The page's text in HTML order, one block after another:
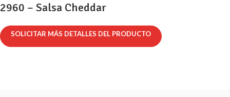
2960 – Salsa Cheddar
SOLICITAR MÁS DETALLES DEL PRODUCTO